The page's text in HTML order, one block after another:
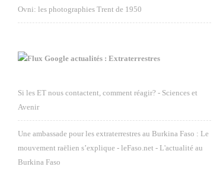
Ovni: les photographies Trent de 1950
Google actualités : Extraterrestres
Si les ET nous contactent, comment réagir? - Sciences et
Avenir
Une ambassade pour les extraterrestres au Burkina Faso : Le
mouvement raëlien s’explique - leFaso.net - L'actualité au
Burkina Faso